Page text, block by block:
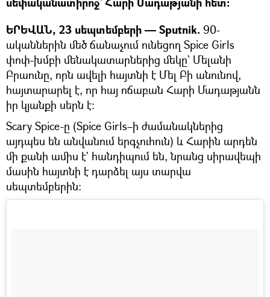
ԵՐԵՎԱՆ, 23 սեպտեմբերի — Sputnik. 90-
ականներին մեծ ճանաչում ունեցող Spice Girls
փոփ-խմբի մենակատարներից մեկը` Մելանի
Բրաունը, որն ավելի հայտնի է Մել Բի անունով,
հայտարարել է, որ հայ ոճաբան Հարի Մադաթյանն
իր կյանքի սերն է։
Scary Spice-ը (Spice Girls–ի ժամանակներից
այդպես են անվանում երգչուհուն) և Հարին արդեն
մի քանի ամիս է` հանդիպում են, նրանց սիրավեպի
մասին հայտնի է դարձել այս տարվա
սեպտեմբերին։